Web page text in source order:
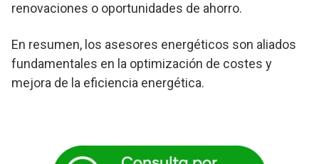
renovaciones o oportunidades de ahorro.
En resumen, los asesores energéticos son aliados
fundamentales en la optimización de costes y
mejora de la eficiencia energética.